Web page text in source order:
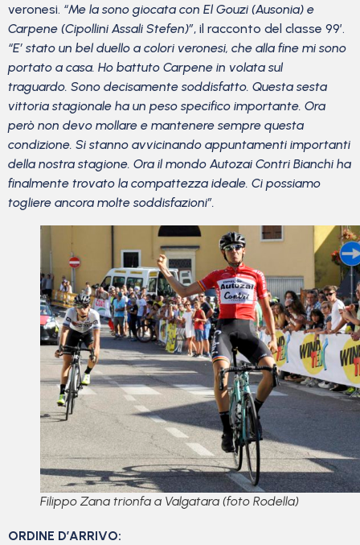
veronesi. “Me la sono giocata con El Gouzi (Ausonia) e
Carpene (Cipollini Assali Stefen)”, il racconto del classe 99’.
“E’ stato un bel duello a colori veronesi, che alla fine mi sono
portato a casa. Ho battuto Carpene in volata sul
traguardo. Sono decisamente soddisfatto. Questa sesta
vittoria stagionale ha un peso specifico importante. Ora
però non devo mollare e mantenere sempre questa
condizione. Si stanno avvicinando appuntamenti importanti
della nostra stagione. Ora il mondo Autozai Contri Bianchi ha
finalmente trovato la compattezza ideale. Ci possiamo
togliere ancora molte soddisfazioni”.
Filippo Zana trionfa a Valgatara (foto Rodella)
ORDINE D’ARRIVO: